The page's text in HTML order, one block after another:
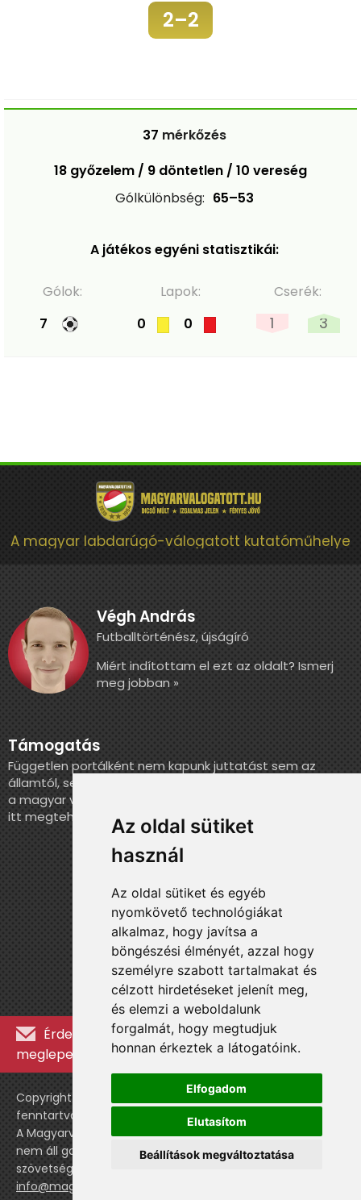
Az oldal sütiket
használ
Az oldal sütiket és egyéb
nyomkövető technológiákat
alkalmaz, hogy javítsa a
böngészési élményét, azzal hogy
személyre szabott tartalmakat és
célzott hirdetéseket jelenít meg,
és elemzi a weboldalunk
forgalmát, hogy megtudjuk
honnan érkeztek a látogatóink.
Elfogadom
Elutasítom
Beállítások megváltoztatása
2–2
37 mérkőzés
18 győzelem / 9 döntetlen / 10 vereség
Gólkülönbség: 65–53
A játékos egyéni statisztikái:
Gólok:
7
Lapok:
0
0
Cserék:
1 3
A magyar labdarúgó-válogatott kutatóműhelye
Végh András
Futballtörténész, újságíró
Miért indítottam el ezt az oldalt? Ismerj
meg jobban »
Támogatás
Független portálként nem kapunk juttatást sem az
államtól, sem más szervezettől. Ha szeretnél segíteni
a magyar válogatott történelmének feldolgozásában,
itt megteheted.
Érdekességekért, kulisszatitkokért és
meglepetésekért iratkozz fel a hírlevélre »
Copyright © WebshopLady 2007-2026 Minden jog
fenntartva, kivéve a külön feltüntetett esetekben.
A Magyarvalogatott.hu egy nemhivatalos történeti oldal,
nem áll gazdasági kapcsolatban a labdarúgó
szövetséggel vagy a válogatott stábjával.
info@magyarvalogatott.hu